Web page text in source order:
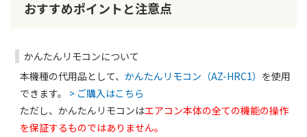
おすすめポイントと注意点
かんたんリモコンについて
本機種の代用品として、 かんたんリモコン（AZ-HRC1） を使用
できます。 > ご購入はこちら
ただし、かんたんリモコンはエアコン本体の全ての機能の操作
を保証するものではありません。